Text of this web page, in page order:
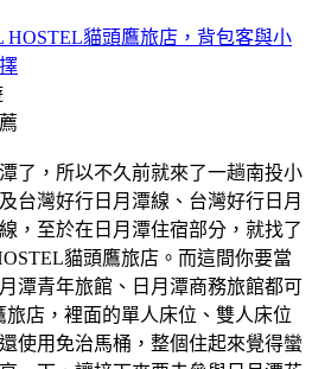
HOSTEL貓頭鷹旅店，背包客與小
了，所以不久前就來了一趟南投小
台灣好行日月潭線、台灣好行日月
，至於在日月潭住宿部分，就找了
貓頭鷹旅店。而這間你要當
潭青年旅館、日月潭商務旅館都可
店，裡面的單人床位、雙人床位
使用免治馬桶，整個住起來覺得蠻